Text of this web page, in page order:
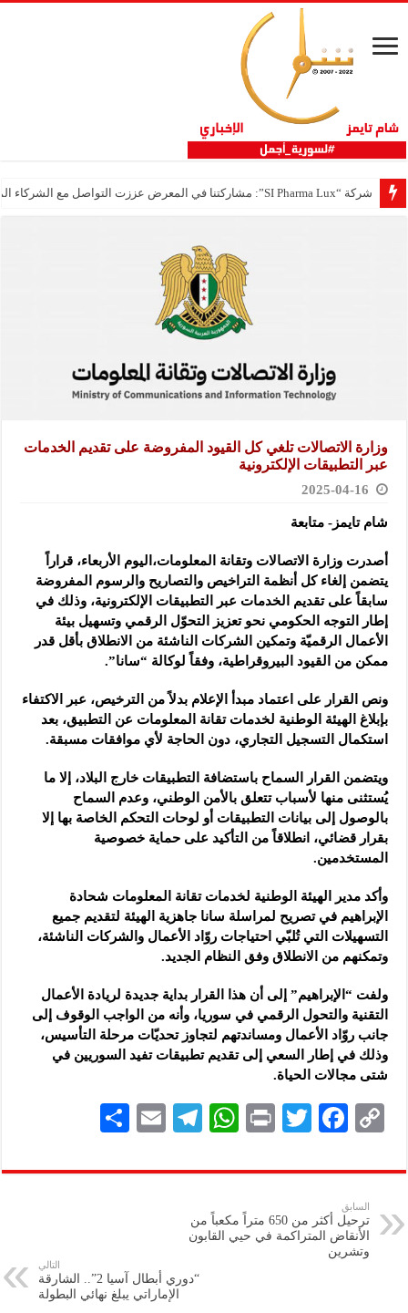
شركة “SI Pharma Lux”: مشاركتنا في المعرض عززت التواصل مع الشركاء المحليين والدوليين
وزارة الاتصالات تلغي كل القيود المفروضة على تقديم الخدمات
عبر ‏التطبيقات الإلكترونية
2025-04-16
شام تايمز- متابعة
أصدرت وزارة الاتصالات وتقانة المعلومات،اليوم الأربعاء، قراراً
يتضمن إلغاء كل أنظمة التراخيص والتصاريح والرسوم ‏المفروضة
سابقاً على تقديم الخدمات عبر التطبيقات الإلكترونية،وذلك في
‏إطار التوجه الحكومي نحو تعزيز التحوّل الرقمي وتسهيل بيئة
الأعمال ‏الرقميّة وتمكين الشركات الناشئة من الانطلاق بأقل قدر
ممكن من القيود ‏البيروقراطية، وفقاً لوكالة “سانا”.
ونص القرار على اعتماد مبدأ الإعلام بدلاً من ‏الترخيص، عبر الاكتفاء
بإبلاغ الهيئة الوطنية لخدمات تقانة المعلومات عن ‏التطبيق، بعد
استكمال التسجيل التجاري، دون الحاجة لأي موافقات مسبقة.‏
ويتضمن القرار السماح باستضافة التطبيقات خارج البلاد، إلا ما
يُستثنى منها ‏لأسباب تتعلق بالأمن الوطني، وعدم السماح
بالوصول إلى بيانات التطبيقات ‏أو لوحات التحكم الخاصة بها إلا
بقرار قضائي، انطلاقاً من التأكيد على ‏حماية خصوصية
المستخدمين.‏
وأكد مدير الهيئة الوطنية لخدمات تقانة ‏المعلومات شحادة
الإبراهيم في تصريح لمراسلة سانا جاهزية الهيئة ‏لتقديم جميع
التسهيلات التي تُلبّي احتياجات روّاد الأعمال والشركات الناشئة،
‏وتمكنهم من الانطلاق وفق النظام الجديد.‏
ولفت “الإبراهيم” إلى أن هذا القرار بداية جديدة لريادة الأعمال
التقنية والتحول ‏الرقمي في سوريا، وأنه من الواجب الوقوف إلى
جانب روّاد الأعمال ‏ومساندتهم لتجاوز تحديّات مرحلة التأسيس،
وذلك في إطار السعي إلى تقديم ‏تطبيقات تفيد السوريين في
شتى مجالات الحياة.‏
C
p
y
Li
n
F
eb
k
T
tt
P
nt
W
at
A
p
Te
gr
E
ai
ar
السابق
ترحيل أكثر من 650 متراً مكعباً من
الأنقاض المتراكمة في حيي القابون
وتشرين
التالي
“دوري أبطال آسيا 2”.. الشارقة
الإماراتي يبلغ نهائي البطولة